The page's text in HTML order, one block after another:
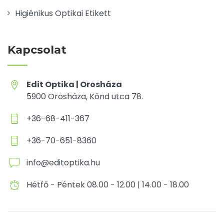
Higiénikus Optikai Etikett
Kapcsolat
Edit Optika | Orosháza
5900 Orosháza, Könd utca 78.
+36-68-411-367
+36-70-651-8360
info@editoptika.hu
Hétfő - Péntek 08.00 - 12.00 | 14.00 - 18.00